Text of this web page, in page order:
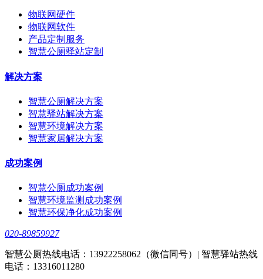
物联网硬件
物联网软件
产品定制服务
智慧公厕驿站定制
解决方案
智慧公厕解决方案
智慧驿站解决方案
智慧环境解决方案
智慧家居解决方案
成功案例
智慧公厕成功案例
智慧环境监测成功案例
智慧环保净化成功案例
020-89859927
智慧公厕热线电话：13922258062（微信同号）| 智慧驿站热线
电话：13316011280